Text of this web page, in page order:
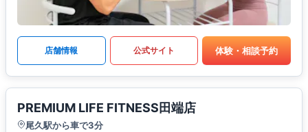
店舗情報 公式サイト 体験・相談予約
PREMIUM LIFE FITNESS田端店
尾久駅から車で3分